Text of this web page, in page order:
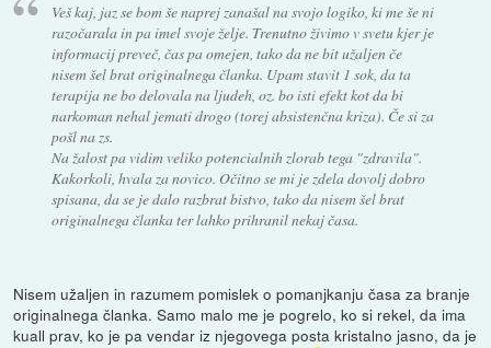
Veš kaj, jaz se bom še naprej zanašal na svojo logiko, ki me še ni
razočarala in pa imel svoje želje. Trenutno živimo v svetu kjer je
informacij preveč, čas pa omejen, tako da ne bit užaljen če
nisem šel brat originalnega članka. Upam stavit 1 sok, da ta
terapija ne bo delovala na ljudeh, oz. bo isti efekt kot da bi
narkoman nehal jemati drogo (torej absistenčna kriza). Če si za
pošl na zs.
Na žalost pa vidim veliko potencialnih zlorab tega "zdravila".
Kakorkoli, hvala za novico. Očitno se mi je zdela dovolj dobro
spisana, da se je dalo razbrat bistvo, tako da nisem šel brat
originalnega članka ter lahko prihranil nekaj časa.
Nisem užaljen in razumem pomislek o pomanjkanju časa za branje
originalnega članka. Samo malo me je pogrelo, ko si rekel, da ima
kuall prav, ko je pa vendar iz njegovega posta kristalno jasno, da je